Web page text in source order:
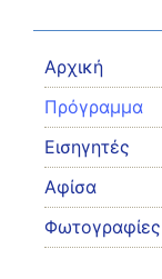
Αρχική
Πρόγραμμα
Εισηγητές
Αφίσα
Φωτογραφίες